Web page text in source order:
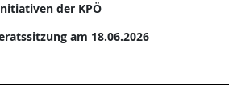
der KPÖ
am 18.06.2026